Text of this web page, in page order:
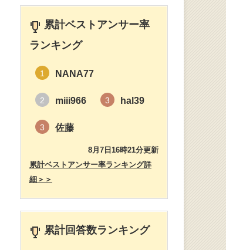
累計ベストアンサー率
ランキング
1 NANA77
2 miii966 3 hal39
3 佐藤
8月7日16時21分更新
累計ベストアンサー率ランキング詳
細＞＞
累計回答数ランキング